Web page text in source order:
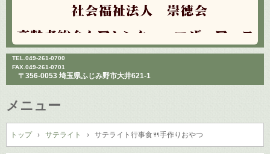
TEL. 049-261-0700
FAX.049-261-0701
〒356-0053 埼玉県ふじみ野市大井621-1
メニュー
コ
ン
テ
トップ › サテライト › サテライト行事食🍴手作りおやつ